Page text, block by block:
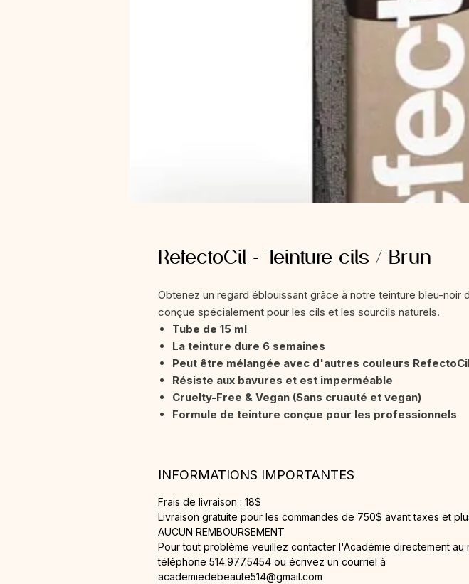
RefectoCil - Teinture cils / Brun
Obtenez un regard éblouissant grâce à notre teinture bleu-noir
conçue spécialement pour les cils et les sourcils naturels.
Tube de 15 ml
La teinture dure 6 semaines
Peut être mélangée avec d'autres couleurs
Résiste aux bavures et est imperméable
Cruelty-Free & Vegan (Sans cruauté et vegan)
Formule de teinture conçue pour les professionnels
INFORMATIONS IMPORTANTES
Frais de livraison : 18$
Livraison gratuite pour les commandes de 750$ avant taxes et
AUCUN REMBOURSEMENT
Pour tout problème veuillez contacter l'Académie directement au
téléphone 514.977.5454 ou écrivez un courriel à
academiedebeaute514@gmail.com